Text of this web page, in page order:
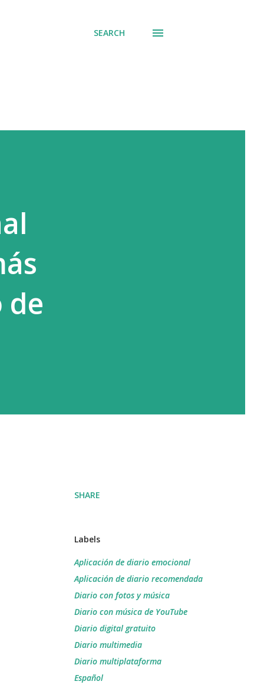
SEARCH
de
SHARE
Labels
Aplicación de diario emocional
Aplicación de diario recomendada
Diario con fotos y música
Diario con música de YouTube
Diario digital gratuito
Diario multimedia
Diario multiplataforma
Español